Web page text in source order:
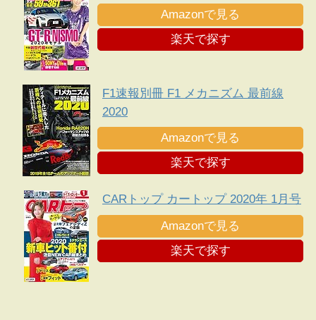
Amazonで見る
楽天で探す
F1速報別冊 F1 メカニズム 最前線
2020
Amazonで見る
楽天で探す
CARトップ カートップ 2020年 1月号
Amazonで見る
楽天で探す